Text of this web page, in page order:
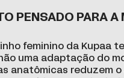
PENSADO PARA A
feminino da Kupaa
uma adaptação do
anatômicas reduzem